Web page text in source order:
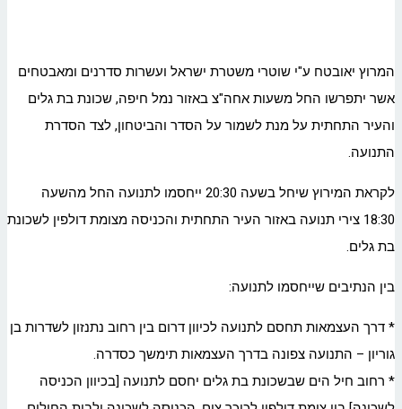
המרוץ יאובטח ע"י שוטרי משטרת ישראל ועשרות סדרנים ומאבטחים
אשר יתפרשו החל משעות אחה"צ באזור נמל חיפה, שכונת בת גלים
והעיר התחתית על מנת לשמור על הסדר והביטחון, לצד הסדרת
התנועה.
לקראת המירוץ שיחל בשעה 20:30 ייחסמו לתנועה החל מהשעה
18:30 צירי תנועה באזור העיר התחתית והכניסה מצומת דולפין לשכונת
בת גלים.
בין הנתיבים שייחסמו לתנועה:
* דרך העצמאות תחסם לתנועה לכיוון דרום בין רחוב נתנזון לשדרות בן
גוריון – התנועה צפונה בדרך העצמאות תימשך כסדרה.
* רחוב חיל הים שבשכונת בת גלים יחסם לתנועה [בכיוון הכניסה